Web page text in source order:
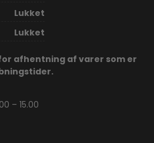
Lukket
Lukket
afhentning af varer som er
– 15.00